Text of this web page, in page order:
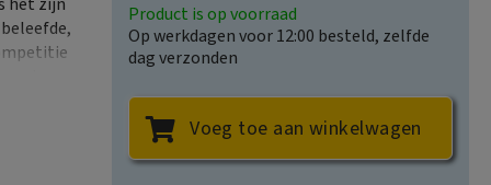
Product is op voorraad
Op werkdagen voor 12:00 besteld, zelfde
dag verzonden
Voeg toe aan winkelwagen